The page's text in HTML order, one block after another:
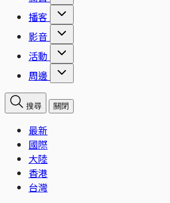
播客
影音
活動
周邊
搜尋 關閉
最新
國際
大陸
香港
台灣